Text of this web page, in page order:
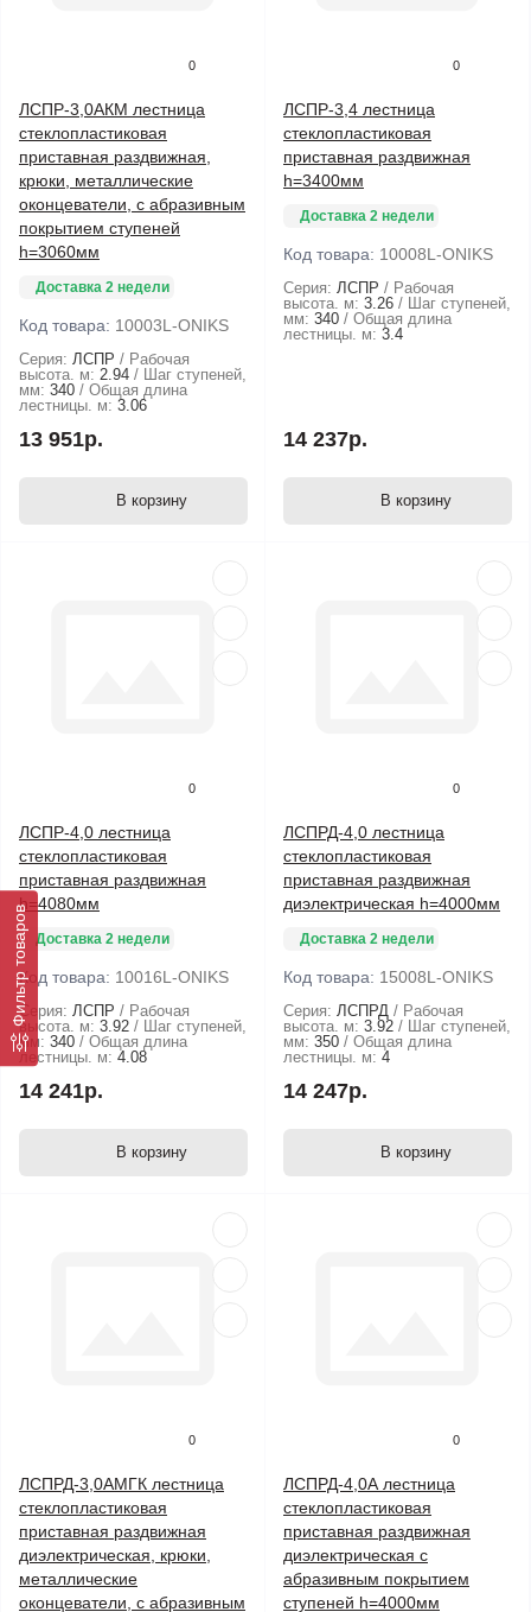
Фильтр товаров
0
ЛСПР-3,0АКМ лестница
стеклопластиковая
приставная раздвижная,
крюки, металлические
оконцеватели, с абразивным
покрытием ступеней
h=3060мм
Доставка 2 недели
Код товара: 10003L-ONIKS
Серия: ЛСПР
Рабочая
высота. м: 2.94
Шаг ступеней,
мм: 340
Общая длина
лестницы. м: 3.06
13 951р.
В корзину
0
ЛСПР-3,4 лестница
стеклопластиковая
приставная раздвижная
h=3400мм
Доставка 2 недели
Код товара: 10008L-ONIKS
Серия: ЛСПР
Рабочая
высота. м: 3.26
Шаг ступеней,
мм: 340
Общая длина
лестницы. м: 3.4
14 237р.
В корзину
0
ЛСПР-4,0 лестница
стеклопластиковая
приставная раздвижная
h=4080мм
Доставка 2 недели
Код товара: 10016L-ONIKS
Серия: ЛСПР
Рабочая
высота. м: 3.92
Шаг ступеней,
мм: 340
Общая длина
лестницы. м: 4.08
14 241р.
В корзину
0
ЛСПРД-4,0 лестница
стеклопластиковая
приставная раздвижная
диэлектрическая h=4000мм
Доставка 2 недели
Код товара: 15008L-ONIKS
Серия: ЛСПРД
Рабочая
высота. м: 3.92
Шаг ступеней,
мм: 350
Общая длина
лестницы. м: 4
14 247р.
В корзину
0
ЛСПРД-3,0АМГК лестница
стеклопластиковая
приставная раздвижная
диэлектрическая, крюки,
металлические
оконцеватели, с абразивным
0
ЛСПРД-4,0А лестница
стеклопластиковая
приставная раздвижная
диэлектрическая с
абразивным покрытием
ступеней h=4000мм